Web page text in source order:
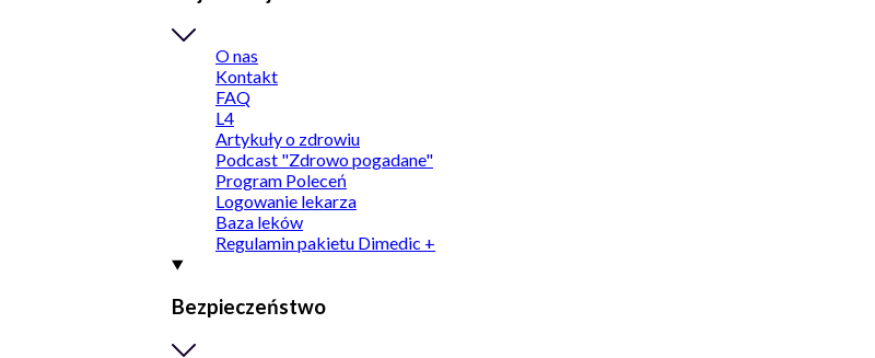
O nas
Kontakt
FAQ
L4
Artykuły o zdrowiu
Podcast "Zdrowo pogadane"
Program Poleceń
Logowanie lekarza
Baza leków
Regulamin pakietu Dimedic +
Bezpieczeństwo